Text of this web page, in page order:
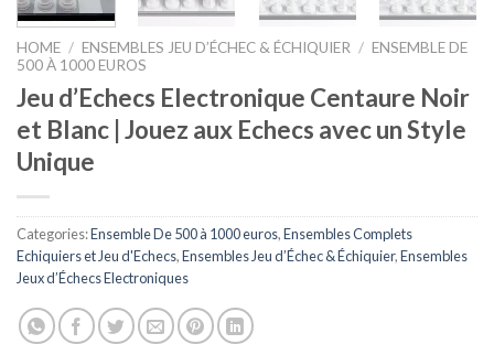
HOME / ENSEMBLES JEU D’ÉCHEC & ÉCHIQUIER / ENSEMBLE DE
500 À 1000 EUROS
Jeu d’Echecs Electronique Centaure Noir
et Blanc | Jouez aux Echecs avec un Style
Unique
Categories:Ensemble De 500 à 1000 euros,Ensembles Complets
Echiquiers et Jeu d'Echecs,Ensembles Jeu d’Échec & Échiquier,Ensembles
Jeux d’Échecs Electroniques